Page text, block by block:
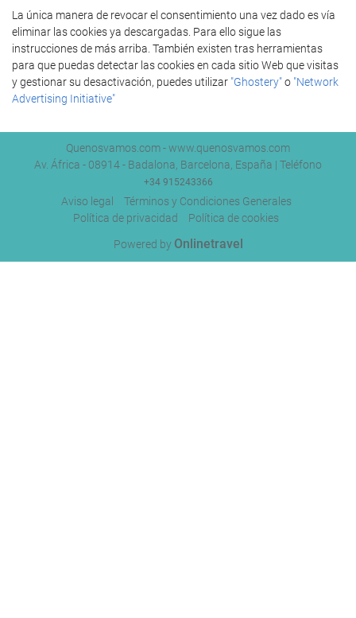
La única manera de revocar el consentimiento una vez dado es vía
eliminar las cookies ya descargadas. Para ello sigue las
instrucciones de más arriba. También existen tras herramientas
para que puedas detectar las cookies en cada sitio Web que visitas
y gestionar su desactivación, puedes utilizar "Ghostery"o "Network
Advertising Initiative"
Quenosvamos.com - www.quenosvamos.com
Av. África - 08914 - Badalona, Barcelona, España | Teléfono
+34 915243366
Aviso legal
Términos y Condiciones Generales
Política de privacidad
Política de cookies
Powered by Onlinetravel